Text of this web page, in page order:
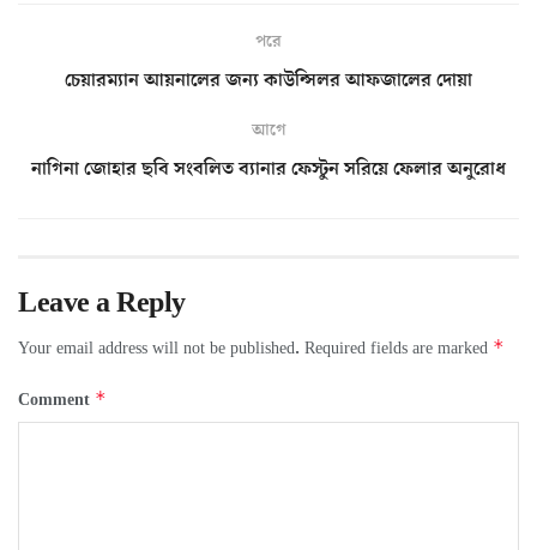
পরে
চেয়ারম্যান আয়নালের জন্য কাউন্সিলর আফজালের দোয়া
আগে
নাগিনা জোহার ছবি সংবলিত ব্যানার ফেস্টুন সরিয়ে ফেলার অনুরোধ
Leave a Reply
Your email address will not be published. Required fields are marked *
Comment *